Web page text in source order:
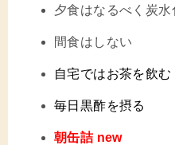
夕食はなるべく炭
間食はしない
自宅ではお茶を飲む
毎日黒酢を摂る
朝缶詰 new